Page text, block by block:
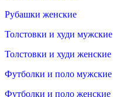
Рубашки женские
Толстовки и худи мужские
Толстовки и худи женские
Футболки и поло мужские
Футболки и поло женские